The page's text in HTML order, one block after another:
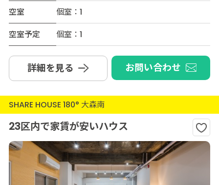
空室
個室：1
空室予定
個室：1
詳細を見る お問い合わせ
SHARE HOUSE 180° 大森南
23区内で家賃が安いハウス